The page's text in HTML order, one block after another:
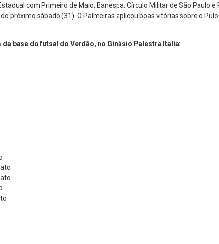
com Primeiro de Maio, Banespa, Círculo Militar de São Paulo
próximo sábado (31). O Palmeiras aplicou boas vitórias sobre o
base do futsal do Verdão, no Ginásio Palestra Italia: